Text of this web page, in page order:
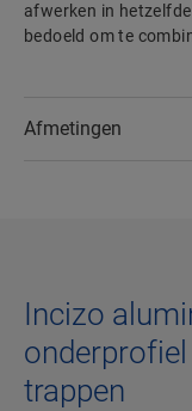
afwerken in
bedoeld om te
Afmetingen
Incizo
trappen